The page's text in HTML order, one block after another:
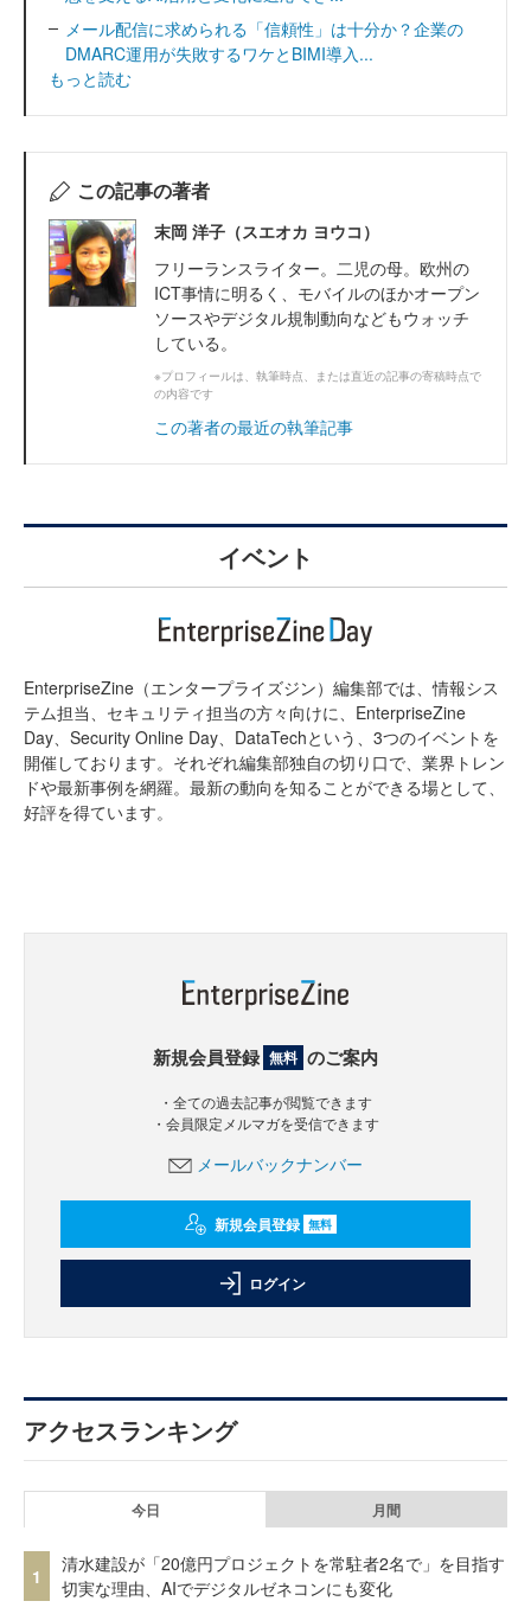
メール配信に求められる「信頼性」は十分か？企業の
DMARC運用が失敗するワケとBIMI導入...
もっと読む
この記事の著者
末岡 洋子（スエオカ ヨウコ）
フリーランスライター。二児の母。欧州の
ICT事情に明るく、モバイルのほかオープン
ソースやデジタル規制動向などもウォッチ
している。
※プロフィールは、執筆時点、または直近の記事の寄稿時点で
の内容です
この著者の最近の執筆記事
イベント
EnterpriseZine（エンタープライズジン）編集部では、情報シス
テム担当、セキュリティ担当の方々向けに、EnterpriseZine
Day、Security Online Day、DataTechという、3つのイベントを
開催しております。それぞれ編集部独自の切り口で、業界トレン
ドや最新事例を網羅。最新の動向を知ることができる場として、
好評を得ています。
新規会員登録 無料 のご案内
・全ての過去記事が閲覧できます
・会員限定メルマガを受信できます
メールバックナンバー
新規会員登録 無料
ログイン
アクセスランキング
今日 月間
1
清水建設が「20億円プロジェクトを常駐者2名で」を目指す
切実な理由、AIでデジタルゼネコンにも変化